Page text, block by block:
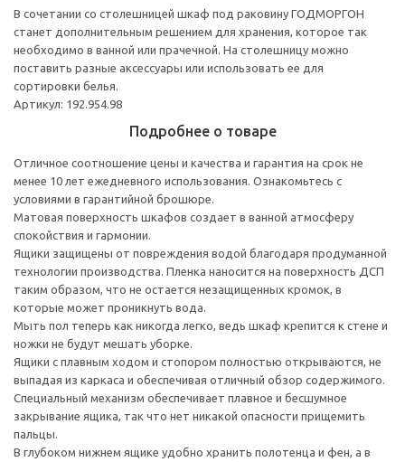
В сочетании со столешницей шкаф под раковину ГОДМОРГОН
станет дополнительным решением для хранения, которое так
необходимо в ванной или прачечной. На столешницу можно
поставить разные аксессуары или использовать ее для
сортировки белья.
Артикул: 192.954.98
Подробнее о товаре
Отличное соотношение цены и качества и гарантия на срок не
менее 10 лет ежедневного использования. Ознакомьтесь с
условиями в гарантийной брошюре.
Матовая поверхность шкафов создает в ванной атмосферу
спокойствия и гармонии.
Ящики защищены от повреждения водой благодаря продуманной
технологии производства. Пленка наносится на поверхность ДСП
таким образом, что не остается незащищенных кромок, в
которые может проникнуть вода.
Мыть пол теперь как никогда легко, ведь шкаф крепится к стене и
ножки не будут мешать уборке.
Ящики с плавным ходом и стопором полностью открываются, не
выпадая из каркаса и обеспечивая отличный обзор содержимого.
Специальный механизм обеспечивает плавное и бесшумное
закрывание ящика, так что нет никакой опасности прищемить
пальцы.
В глубоком нижнем ящике удобно хранить полотенца и фен, а в